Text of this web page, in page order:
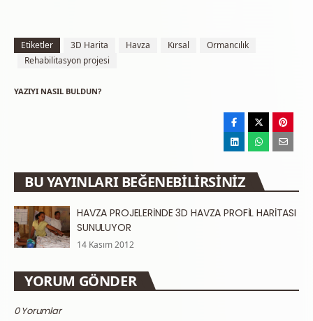
Etiketler 3D Harita Havza Kırsal
Ormancılık
Rehabilitasyon projesi
YAZIYI NASIL BULDUN?
BU YAYINLARI BEĞENEBILIRSINIZ
HAVZA PROJELERİNDE 3D HAVZA PROFİL HARİTASI
SUNULUYOR
14 Kasım 2012
YORUM GÖNDER
0 Yorumlar